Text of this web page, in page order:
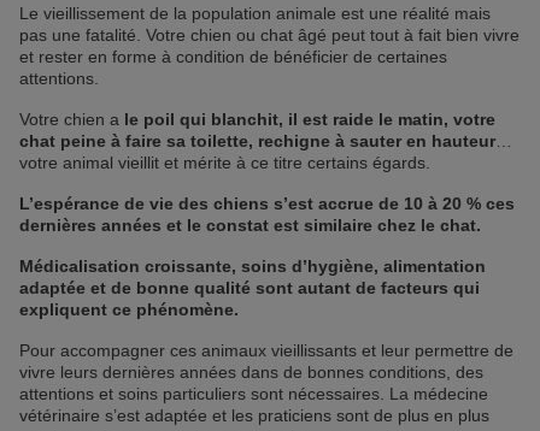
Le vieillissement de la population animale est une réalité mais
pas une fatalité. Votre chien ou chat âgé peut tout à fait bien vivre
et rester en forme à condition de bénéficier de certaines
attentions.
Votre chien a le poil qui blanchit, il est raide le matin, votre
chat peine à faire sa toilette, rechigne à sauter en hauteur
votre animal vieillit et mérite à ce titre certains égards.
L’espérance de vie des chiens s’est accrue de 10 à 20 % ces
dernières années et le constat est similaire chez le chat.
Médicalisation croissante, soins d’hygiène, alimentation
adaptée et de bonne qualité sont autant de facteurs qui
expliquent ce phénomène.
Pour accompagner ces animaux vieillissants et leur permettre de
vivre leurs dernières années dans de bonnes conditions, des
attentions et soins particuliers sont nécessaires. La médecine
vétérinaire s’est adaptée et les praticiens sont de plus en plus